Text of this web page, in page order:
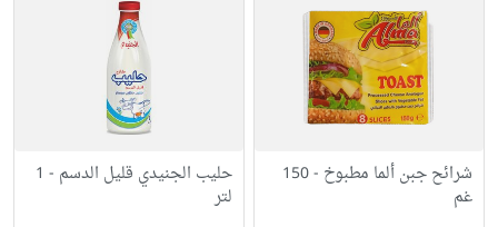
شرائح جبن ألما مطبوخ - 150
غم
حليب الجنيدي قليل الدسم - 1
لتر